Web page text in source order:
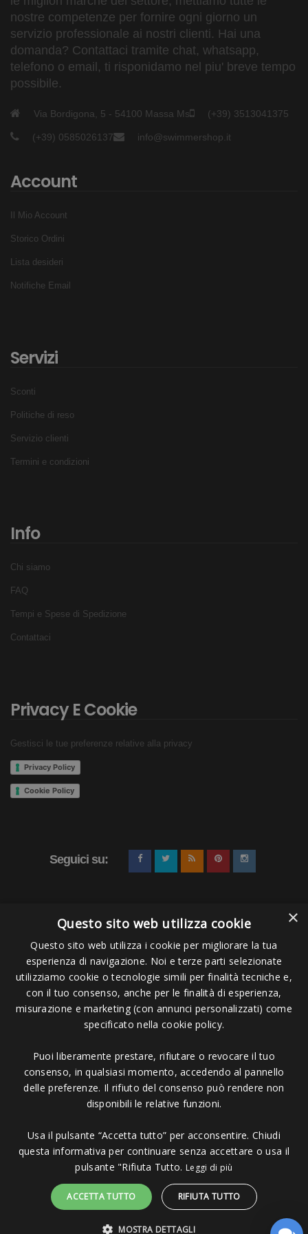
spedizione quale numero desideri che venga stampato..
Caratteristiche della&nbsp;Calottina
Pallanuoto Mimetica Fucsia:
Cuffia pallanuoto decorata
Personalizzabile con i numeri
Acquistabile anche così com'è: senza numero
Modello mimetico fucsia
di spedizione variano da 2 a 15 gg lavorativi
nostre competenze per fornire ogni giorno un
servizio professionale ai nostri clienti. Hai una
domanda? Contattaci tramite chat, whatsapp,
telefono o email, ti risponidamo nel piu' breve tempo
possibile.
Via Bordigona, 5 - 54100 Massa Ms (+39) 3513041375
(+39) 0585026137 info@swimmershop.it
Account
Il Mio Account
Storico Ordini
Lista desideri
Notifiche Email
Servizi
Sconti
Politiche di reso
Servizio clienti
Termini e condizioni
Info
Chi siamo
FAQ
Tempi e Spese di Spedizione
Contattaci
Privacy E Cookie
Gestisci le tue preferenze relative alla privacy
Privacy Policy
Cookie Policy
Seguici su:
Pagamenti Accettati
Copyright © 2006 - 2023 - Icarus Project sas
Massa MS - Tel 0585026137 - P.IVA 01151030457 - REA MS 117168
×
Questo sito web utilizza cookie
Questo sito web utilizza i cookie per migliorare la tua
esperienza di navigazione. Noi e terze parti selezionate
utilizziamo cookie o tecnologie simili per finalità tecniche e,
con il tuo consenso, anche per le finalità di esperienza,
misurazione e marketing (con annunci personalizzati) come
specificato nella cookie policy.
Puoi liberamente prestare, rifiutare o revocare il tuo
consenso, in qualsiasi momento, accedendo al pannello
delle preferenze. Il rifiuto del consenso può rendere non
disponibili le relative funzioni.
Usa il pulsante “Accetta tutto” per acconsentire. Chiudi
questa informativa per continuare senza accettare o usa il
pulsante "Rifiuta Tutto. Leggi di più
ACCETTA TUTTO RIFIUTA TUTTO
MOSTRA DETTAGLI